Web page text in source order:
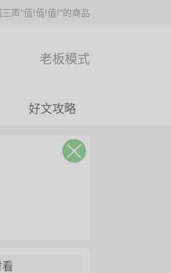
三声"值!值!值!"的商品
老板模式
好文攻略